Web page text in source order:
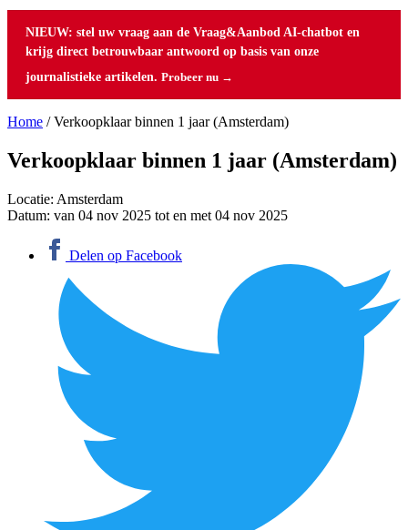
NIEUW: stel uw vraag aan de Vraag&Aanbod AI-chatbot en
krijg direct betrouwbaar antwoord op basis van onze
journalistieke artikelen. Probeer nu →
Home /Verkoopklaar binnen 1 jaar (Amsterdam)
Verkoopklaar binnen 1 jaar (Amsterdam)
Locatie: Amsterdam
Datum: van 04 nov 2025 tot en met 04 nov 2025
Delen op Facebook